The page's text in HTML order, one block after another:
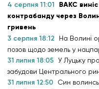
4 серпня 11:01
ВАКС
контрабанду через
гривень
3 серпня 18:12
На Волині
позов щодо земель у
31 липня 18:05 У Луцьку
забудови Центрального
31 липня 12:50
Син